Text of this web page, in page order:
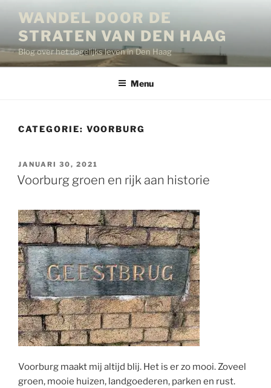
inhoud
WANDEL DOOR DE
STRATEN VAN DEN HAAG
Blog over het dagelijks leven in Den Haag
Menu
CATEGORIE: VOORBURG
GEPLAATST
OP
JANUARI 30, 2021
Voorburg groen en rijk aan historie
Voorburg maakt mij altijd blij. Het is er zo mooi. Zoveel
groen, mooie huizen, landgoederen, parken en rust.